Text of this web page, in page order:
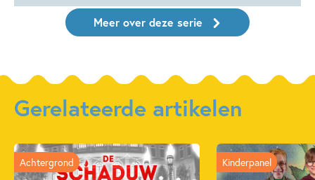
Meer over deze serie
Gerelateerde artikelen
Achtergrond Kinderpanel